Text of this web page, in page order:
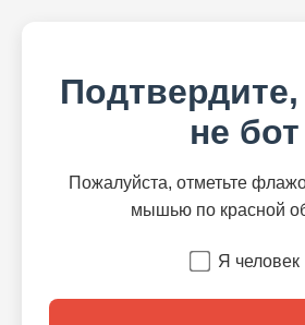
не бот
Пожалуйста, отметьте
мышью по красной
Я человек